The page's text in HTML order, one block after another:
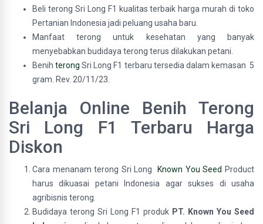
Beli terong Sri Long F1 kualitas terbaik harga murah di toko
Pertanian Indonesia jadi peluang usaha baru.
Manfaat terong untuk kesehatan yang banyak
menyebabkan budidaya terong terus dilakukan petani.
Benihterong Sri Long F1 terbaru tersedia dalam kemasan 5
gram. Rev. 20/11/23.
Belanja Online Benih Terong
Sri Long F1 Terbaru Harga
Diskon
Cara menanam terong Sri Long Known You Seed Product
harus dikuasai petani Indonesia agar sukses di usaha
agribisnis terong.
Budidaya terong Sri Long F1 produk PT. Known You Seed